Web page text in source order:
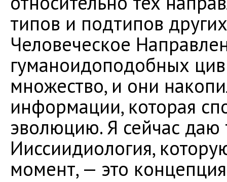
типов и подтипов
Человеческое
гуманоидоподобных
множество, и они
информации, которая
эволюцию. Я сейчас даю
Ииссиидиология,
момент, — это